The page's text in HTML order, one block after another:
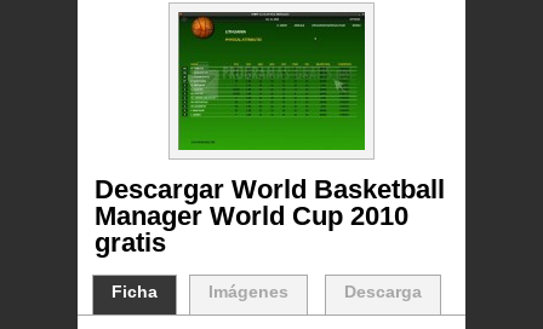
Descargar World Basketball
Manager World Cup 2010
gratis
Descarga
Imágenes
Ficha